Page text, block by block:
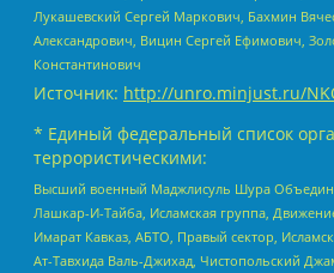
Лукашевский Сергей Маркович, Бахмин
Александрович, Вицин Сергей Ефимович,
Константинович
Источник: http://unro.minjust.ru/
* Единый федеральный список
террористическими:
Высший военный Маджлисуль Шура
Лашкар-И-Тайба, Исламская группа,
Имарат Кавказ, АБТО, Правый сектор,
Ат-Тавхида Валь-Джихад, Чистопольский